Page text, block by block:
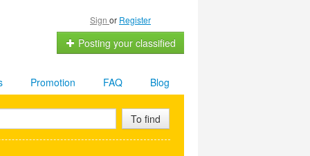
Sign or Register
Posting your classified
Blog
FAQ
Promotion
To find